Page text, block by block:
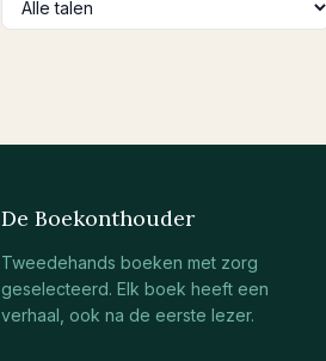
De Boekonthouder
Tweedehands boeken met zorg
geselecteerd. Elk boek heeft een
verhaal, ook na de eerste lezer.